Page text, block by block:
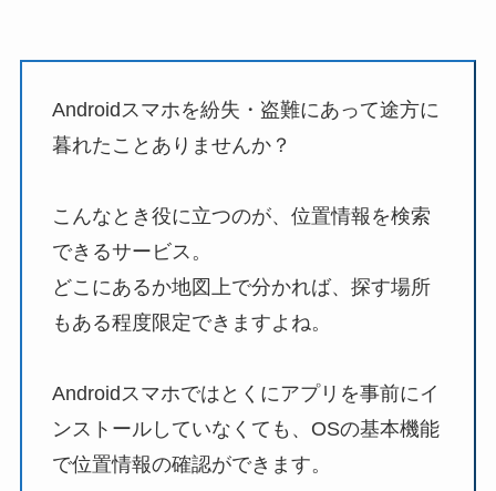
Androidスマホを紛失・盗難にあって途方に
暮れたことありませんか？
こんなとき役に立つのが、位置情報を検索
できるサービス。
どこにあるか地図上で分かれば、探す場所
もある程度限定できますよね。
Androidスマホではとくにアプリを事前にイ
ンストールしていなくても、OSの基本機能
で位置情報の確認ができます。